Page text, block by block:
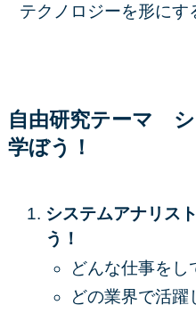
テクノロジーを形にす
自由研究テーマ
学ぼう！
システムアナリス
う！
どんな仕事をし
どの業界で活躍